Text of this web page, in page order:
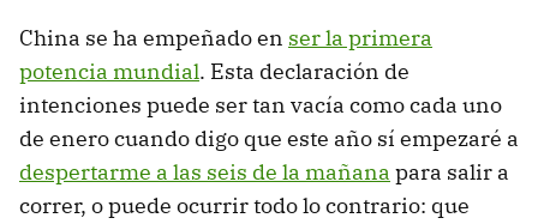
China se ha empeñado en ser la primera
potencia mundial. Esta declaración de
intenciones puede ser tan vacía como cada uno
de enero cuando digo que este año sí empezaré a
despertarme a las seis de la mañana para salir a
correr, o puede ocurrir todo lo contrario: que